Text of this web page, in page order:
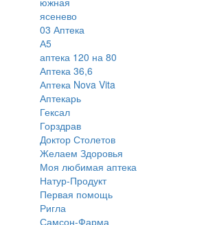
ясенево
03 Аптека
А5
аптека 120 на 80
Аптека 36,6
Аптека Nova Vita
Аптекарь
Гексал
Горздрав
Доктор Столетов
Желаем Здоровья
Моя любимая аптека
Натур-Продукт
Первая помощь
Ригла
Самсон-Фарма